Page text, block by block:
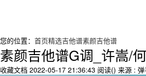
您的位置： 首页精选吉他谱素颜吉他谱
素颜吉他谱G调_许嵩/
收藏文档 2022-05-17 21:36:43 阅读() 来源 :